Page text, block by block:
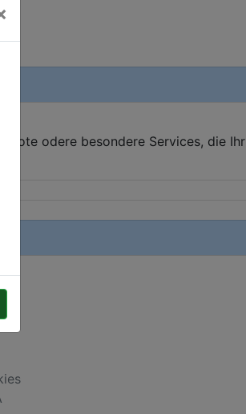
odere besondere Services, die Ihr